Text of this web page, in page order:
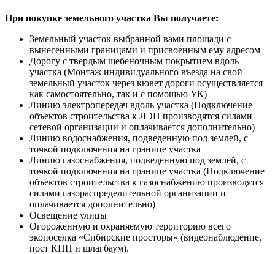
При покупке земельного участка Вы получаете:
Земельный участок выбранной вами площади с
вынесенными границами и присвоенным ему адресом
Дорогу с твердым щебеночным покрытием вдоль
участка (Монтаж индивидуального въезда на свой
земельный участок через кювет дороги осуществляется
как самостоятельно, так и с помощью УК)
Линию электропередач вдоль участка (Подключение
объектов строительства к ЛЭП производятся силами
сетевой организации и оплачивается дополнительно)
Линию водоснабжения, подведенную под землей, с
точкой подключения на границе участка
Линию газоснабжения, подведенную под землей, с
точкой подключения на границе участка (Подключение
объектов строительства к газоснабжению производятся
силами газораспределительной организации и
оплачивается дополнительно)
Освещение улицы
Огороженную и охраняемую территорию всего
экопоселка «Сибирские просторы» (видеонаблюдение,
пост КПП и шлагбаум).